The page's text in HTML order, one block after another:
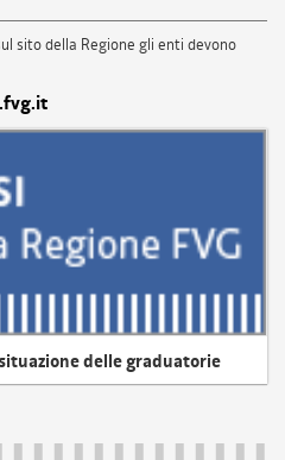
sito della Regione gli enti devono
delle graduatorie